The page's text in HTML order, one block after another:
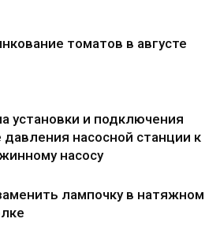
томатов в августе
установки и подключения
давления насосной станции к
насосу
лампочку в натяжном